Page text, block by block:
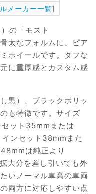
メーカー一覧]
の「モスト
太なフォルムに、ピア
ホイールです。タフな
に重厚感とカスタム感
黒）、ブラックポリッ
も特徴です。サイズ
ット35mmまたは
ンセット38mmまた
は純正より
大分を差し引いても外
いノーマル車高の車両
両方に対応しやすい点